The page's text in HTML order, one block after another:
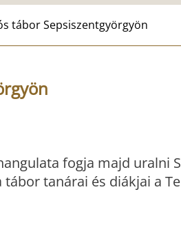
tábor Sepsiszentgyörgyön
fogja majd uralni
tanárai és diákjai a